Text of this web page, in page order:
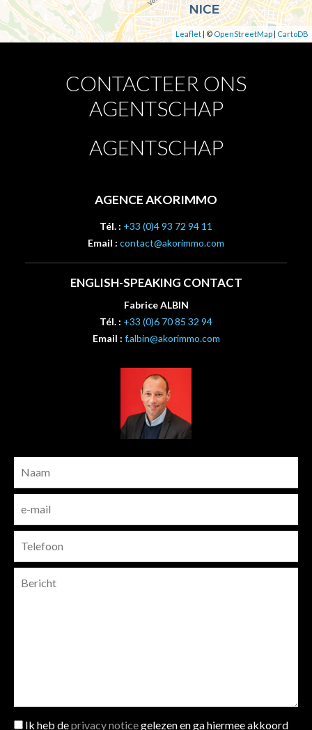
Leaflet| © OpenStreetMap| CartoDB
CONTACTEER ONS
AGENTSCHAP
AGENTSCHAP
AGENCE AKORIMMO
Tél. : +33 (0)4 93 72 94 11
Email : contact@akorimmo.com
ENGLISH-SPEAKING CONTACT
Fabrice ALBIN
Tél. : +33 (0)6 70 85 32 94
Email : f.albin@akorimmo.com
Ik heb deprivacy noticegelezen en ga hiermee akkoord